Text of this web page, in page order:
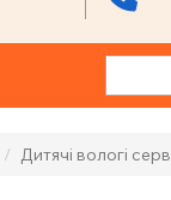
Дитячі вологі